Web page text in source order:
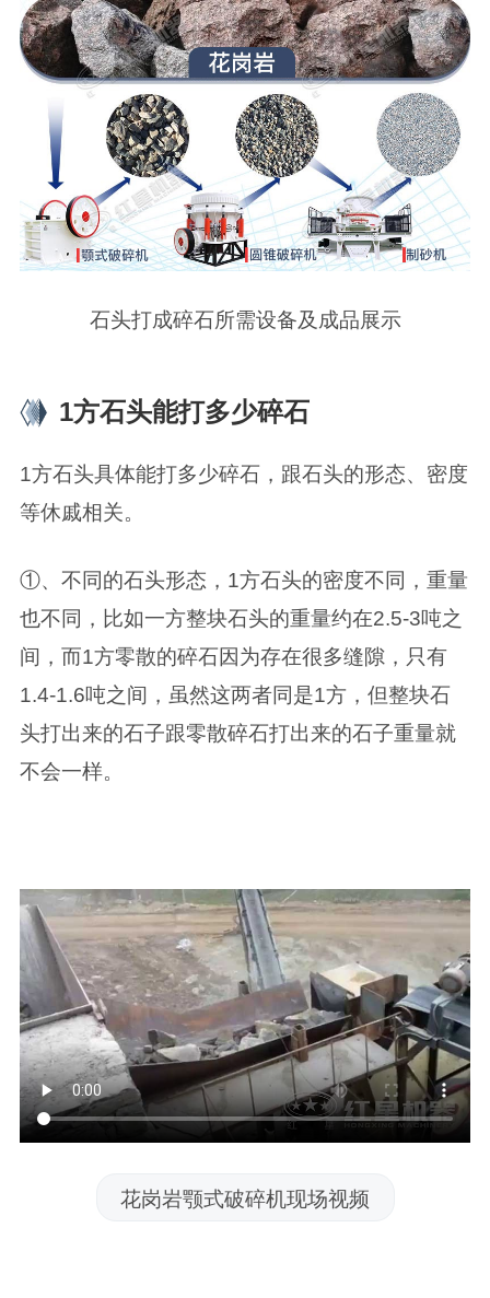
石头打成碎石所需设备及成品展示
1方石头能打多少碎石
1方石头具体能打多少碎石，跟石头的形态、密度
等休戚相关。
①、不同的石头形态，1方石头的密度不同，重量
也不同，比如一方整块石头的重量约在2.5-3吨之
间，而1方零散的碎石因为存在很多缝隙，只有
1.4-1.6吨之间，虽然这两者同是1方，但整块石
头打出来的石子跟零散碎石打出来的石子重量就
不会一样。
花岗岩颚式破碎机现场视频